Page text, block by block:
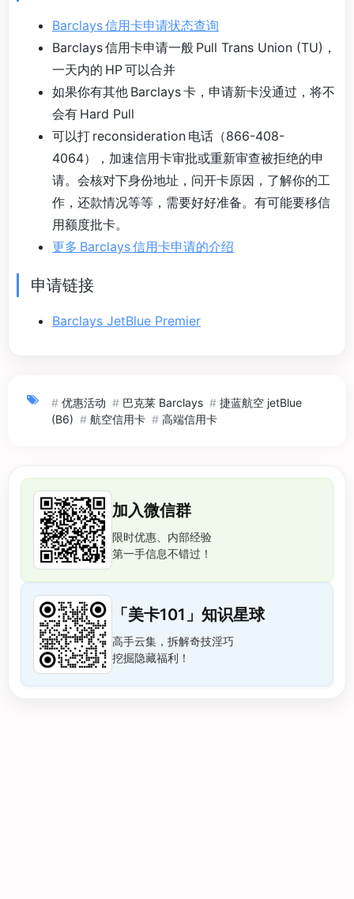
Barclays 信用卡申请状态查询
Barclays 信用卡申请一般 Pull Trans Union (TU)，
一天内的 HP 可以合并
如果你有其他 Barclays 卡，申请新卡没通过，将不
会有 Hard Pull
可以打 reconsideration 电话（866-408-
4064），加速信用卡审批或重新审查被拒绝的申
请。会核对下身份地址，问开卡原因，了解你的工
作，还款情况等等，需要好好准备。有可能要移信
用额度批卡。
更多 Barclays 信用卡申请的介绍
申请链接
Barclays JetBlue Premier
# 优惠活动 # 巴克莱 Barclays # 捷蓝航空 jetBlue
(B6) # 航空信用卡 # 高端信用卡
加入微信群
限时优惠、内部经验
第一手信息不错过！
「美卡101」知识星球
高手云集，拆解奇技淫巧
挖掘隐藏福利！